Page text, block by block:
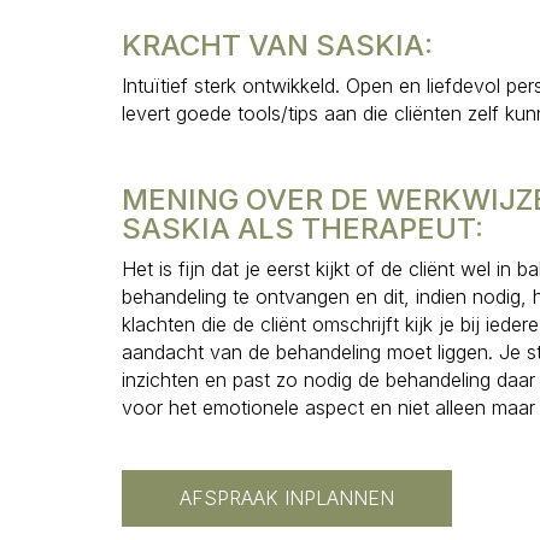
KRACHT VAN SASKIA:
Intuïtief sterk ontwikkeld. Open en liefdevol
levert goede tools/tips aan die cliënten zelf
MENING OVER DE
SASKIA ALS THERAPEUT:
Het is fijn dat je eerst kijkt of de cliënt wel in
behandeling te ontvangen en dit, indien nodig,
klachten die de cliënt omschrijft kijk je bij
aandacht van de behandeling moet liggen. Je
inzichten en past zo nodig de behandeling
voor het emotionele aspect en niet alleen maar
AFSPRAAK INPLANNEN